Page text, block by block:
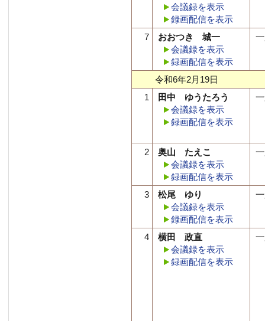
会議録を表示
録画配信を表示
7
おおつき 城一
会議録を表示
録画配信を表示
令和6年2月19日
1
田中 ゆうたろう
会議録を表示
録画配信を表示
2
奥山 たえこ
会議録を表示
録画配信を表示
3
松尾 ゆり
会議録を表示
録画配信を表示
4
横田 政直
会議録を表示
録画配信を表示